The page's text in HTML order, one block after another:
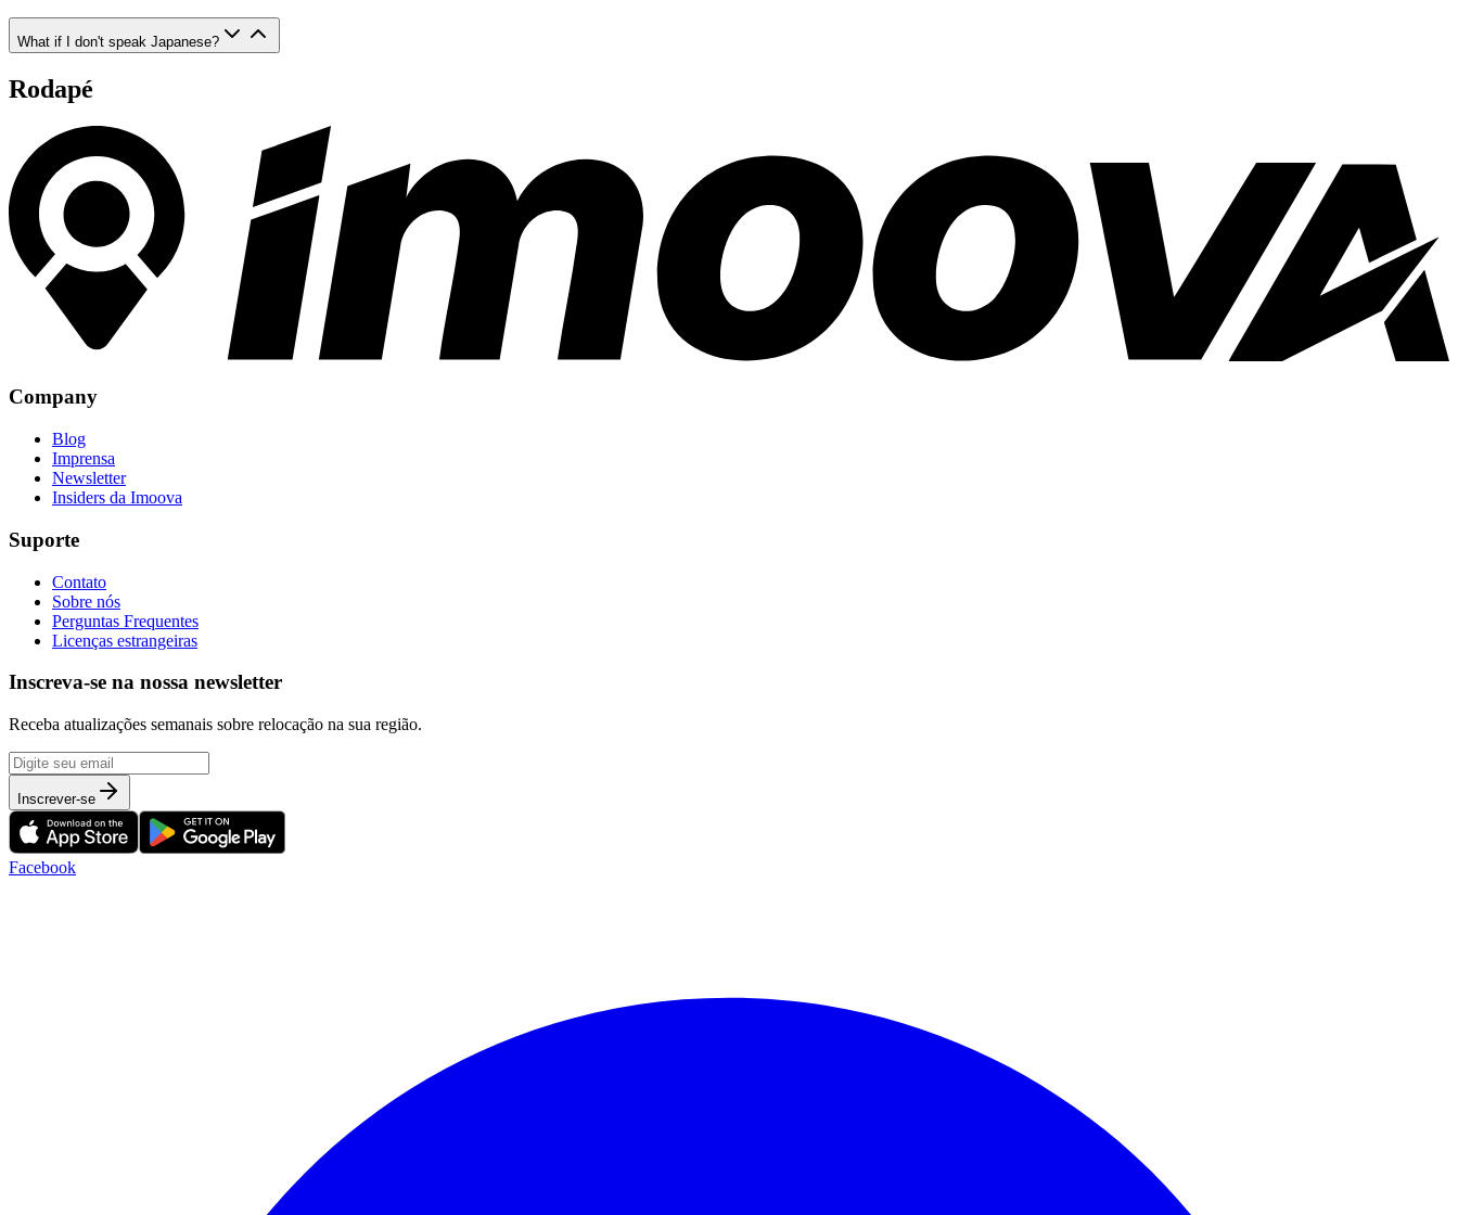
What if I don't speak Japanese?
Rodapé
Company
Blog
Imprensa
Newsletter
Insiders da Imoova
Suporte
Contato
Sobre nós
Perguntas Frequentes
Licenças estrangeiras
Inscreva-se na nossa newsletter
Receba atualizações semanais sobre relocação na sua região.
Inscrever-se
Facebook